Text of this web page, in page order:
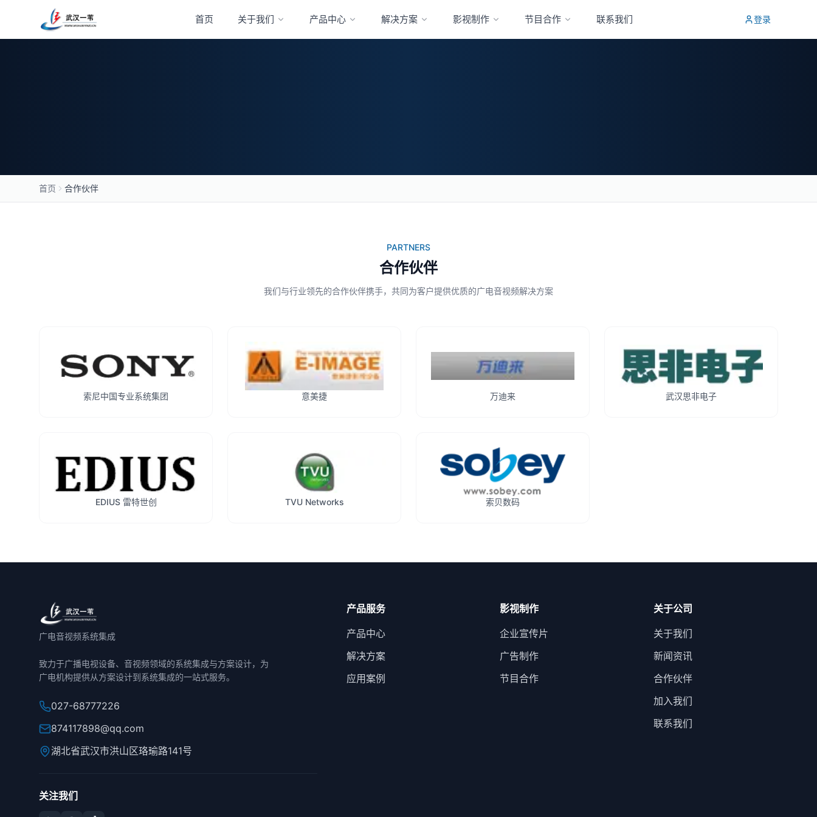
首页 关于我们 产品中心 解决方案 影视制作 节目合作 联系我们 登录
合作伙伴
首页 合作伙伴
PARTNERS
合作伙伴
我们与行业领先的合作伙伴携手，共同为客户提供优质的广电音视频解决方案
索尼中国专业系统集团 意美捷 万迪来 武汉思非电子
EDIUS 雷特世创 TVU Networks 索贝数码
广电音视频系统集成
致力于广播电视设备、音视频领域的系统集成与方案设计，为
广电机构提供从方案设计到系统集成的一站式服务。
027-68777226
874117898@qq.com
湖北省武汉市洪山区珞瑜路141号
关注我们
产品服务
产品中心
解决方案
应用案例
影视制作
企业宣传片
广告制作
节目合作
关于公司
关于我们
新闻资讯
合作伙伴
加入我们
联系我们